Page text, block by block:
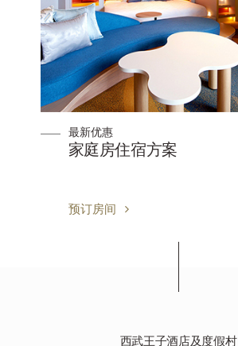
最新优惠
家庭房住宿方案
预订房间
西武王子酒店及度假村